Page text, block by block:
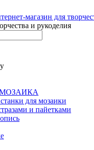
и рукоделия
для мозаики
и пайетками